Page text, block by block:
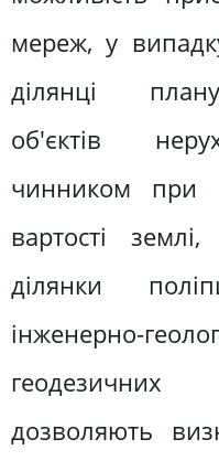
мереж, у
ділянці
об'єктів
чинником при
вартості
ділянки
інженерно-
дозволяють